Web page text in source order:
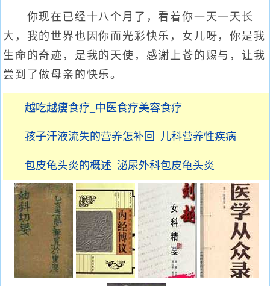
你现在已经十八个月了，看着你一天一天长
大，我的世界也因你而光彩快乐，女儿呀，你是我
生命的奇迹，是我的天使，感谢上苍的赐与，让我
尝到了做母亲的快乐。
越吃越瘦食疗_中医食疗美容食疗
孩子汗液流失的营养怎补回_儿科营养性疾病
包皮龟头炎的概述_泌尿外科包皮龟头炎